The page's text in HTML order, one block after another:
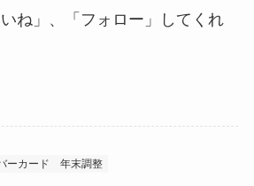
いね」、「フォロー」してくれ
ーカード 年末調整